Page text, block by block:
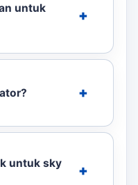
untuk
untuk sky